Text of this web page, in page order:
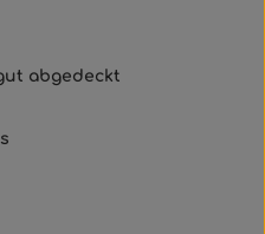
abgedeckt